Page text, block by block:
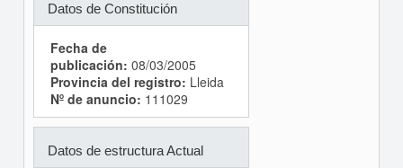
Datos de Constitución
Fecha de
publicación: 08/03/2005
Provincia del registro: Lleida
Nº de anuncio: 111029
Datos de estructura Actual